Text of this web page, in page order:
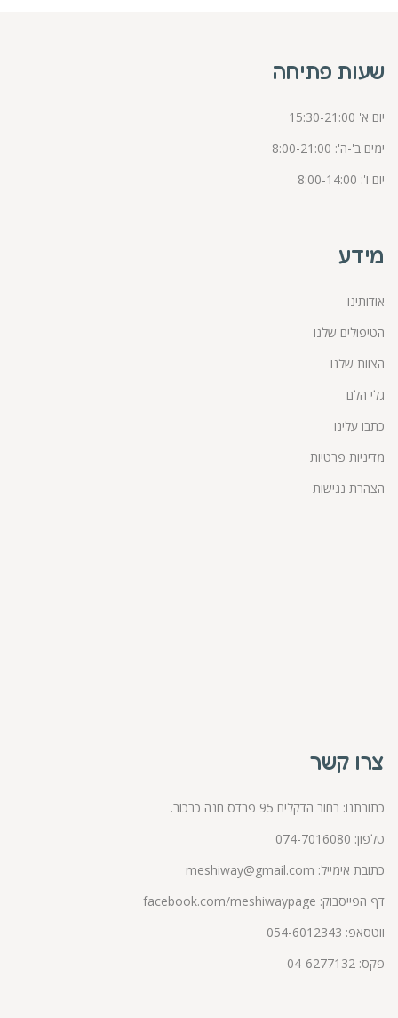
שעות פתיחה
יום א' 15:30-21:00
ימים ב'-ה': 8:00-21:00
יום ו': 8:00-14:00
מידע
אודותינו
הטיפולים שלנו
הצוות שלנו
גלי הלם
כתבו עלינו
מדיניות פרטיות
הצהרת נגישות
צרו קשר
כתובתנו: רחוב הדקלים 95 פרדס חנה כרכור.
טלפון: 074-7016080
כתובת אימייל: meshiway@gmail.com
דף הפייסבוק: facebook.com/meshiwaypage
ווטסאפ: 054-6012343
פקס: 04-6277132